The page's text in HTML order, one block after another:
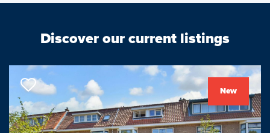
toiletruimte (duoblok). Royale voorslaapkamer. Moderne keuken
met veel werk- en bergruimte en inbouw-apparatuur, zoals:
afzuigkap, kookplaat, koelkast, vriezer, opstelplaats CV-ketel en
(mede) toegang tot de achtertuin. Ruime slaapkamer aan de
Discover our current listings
New